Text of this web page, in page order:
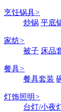
烹饪锅具>
炒锅 平底
家纺>
被子 床品
餐具>
餐具套装
灯饰照明>
台灯/小夜